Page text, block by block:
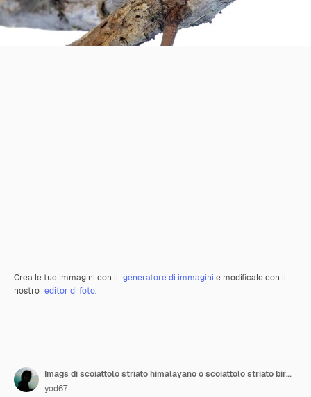
Crea le tue immagini con il generatore di immagini e modificale con il
nostro editor di foto.
Imags di scoiattolo striato himalayano o scoiattolo striato birmano(Tamiops mcclellandii)su un albero. Animali selvaggi.
yod67